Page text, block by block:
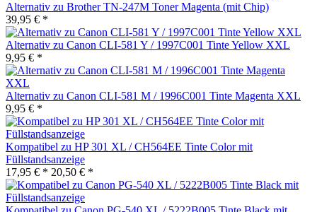
Alternativ zu Brother TN-247M Toner Magenta (mit Chip)
39,95 € *
Alternativ zu Canon CLI-581 Y / 1997C001 Tinte Yellow XXL
9,95 € *
Alternativ zu Canon CLI-581 M / 1996C001 Tinte Magenta XXL
9,95 € *
Kompatibel zu HP 301 XL / CH564EE Tinte Color mit
Füllstandsanzeige
17,95 € * 20,50 € *